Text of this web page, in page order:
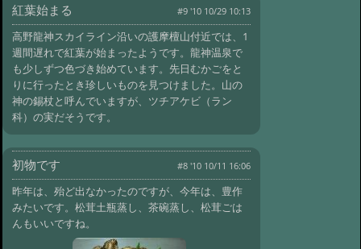
紅葉始まる #9 '10 10/29 10:13
高野龍神スカイライン沿いの護摩檀山付近では、1
週間遅れで紅葉が始まったようです。龍神温泉で
も少しずつ色づき始めています。先日むかごをと
りに行ったとき珍しいものを見つけました。山の
神の錫杖と呼んでいますが、ツチアケビ（ラン
科）の実だそうです。
初物です #8 '10 10/11 16:06
昨年は、殆ど出なかったのですが、今年は、豊作
みたいです。松茸土瓶蒸し、茶碗蒸し、松茸ごは
んもいいですね。